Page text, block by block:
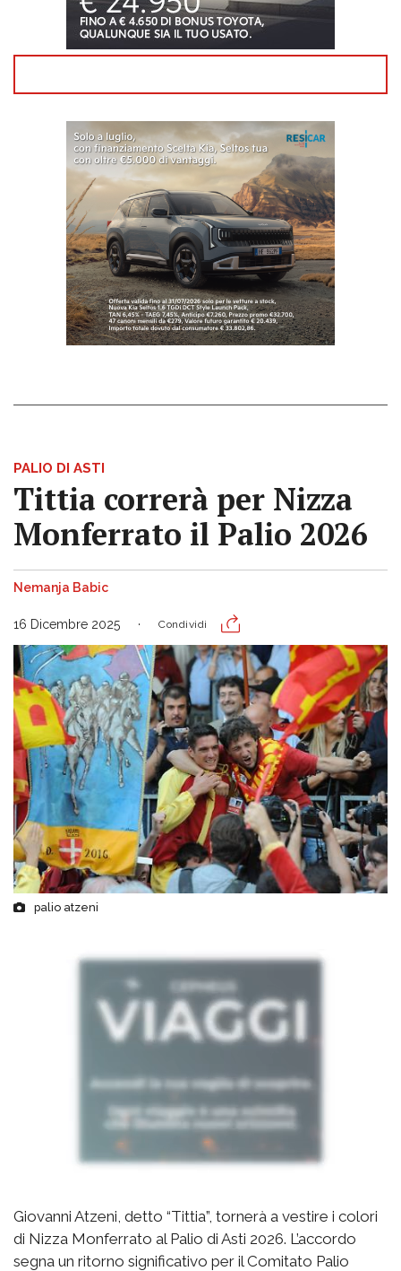
PALIO DI ASTI
Tittia correrà per Nizza
Monferrato il Palio 2026
Nemanja Babic
16 Dicembre 2025 Condividi
palio atzeni
Giovanni Atzeni, detto “Tittia”, tornerà a vestire i colori
di Nizza Monferrato al Palio di Asti 2026. L’accordo
segna un ritorno significativo per il Comitato Palio